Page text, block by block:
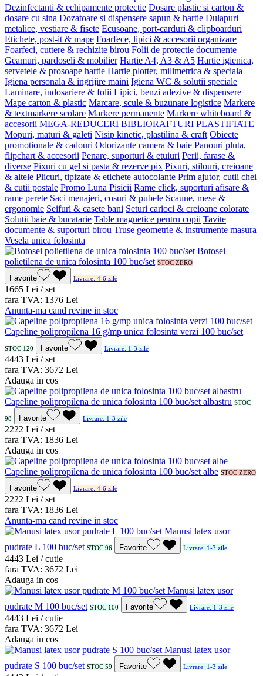
Dezinfectanti & echipamente protectie Dosare plastic si carton &
dosare cu sina Dozatoare si dispensere sapun & hartie Dulapuri
metalice, vestiare & fisete Ecusoane, port-carduri & clipboarduri
Etichete, post-it & mape Foarfece, lipici & accesorii organizare
Foarfeci, cuttere & rechizite birou Folii de protectie documente
Geamuri, pardoseli & mobilier Hartie A4, A3 & A5 Hartie igienica,
servetele & prosoape hartie Hartie plotter, milimetrica & speciala
Igiena personala & ingrijire maini Igiena WC & solutii speciale
Laminare, indosariere & folii Lipici, benzi adezive & dispensere
Mape carton & plastic Marcare, scule & buzunare logistice Markere
& textmarkere scolare Markere permanente Markere whiteboard &
accesorii MEGA-REDUCERI BIBLIORAFTURI PLASTIFIATE
Mopuri, maturi & galeti Nisip kinetic, plastilina & craft Obiecte
promotionale & cadouri Odorizante camera & baie Panouri pluta,
flipchart & accesorii Penare, suporturi & etuiuri Perii, farase &
diverse Pixuri cu gel si pasta & rezerve pix Pixuri, stilouri, creioane
& altele Plicuri, tipizate & etichete autocolante Prim ajutor, cutii chei
& cutii postale Promo Luna Pisicii Rame click, suporturi afisare &
rame perete Saci menajeri, cosuri & pubele Scaune, mese &
ergonomie Seifuri & casete bani Seturi carioci & creioane colorate
Solutii baie & bucatarie Table magnetice pentru copii Tavite
documente & suporturi birou Truse geometrie & instrumente masura
Vesela unica folosinta
Botosei
polietilena de unica folosinta 100 buc/set STOC ZERO
Favorite Livrare: 4-6 zile
1665 Lei / set
fara TVA: 1376 Lei
Anunta-ma cand revine in stoc
Capeline polipropilena 16 g/mp unica folosinta verzi 100 buc/set
STOC 120 Favorite Livrare: 1-3 zile
4443 Lei / set
fara TVA: 3672 Lei
Adauga in cos
Capeline polipropilena de unica folosinta 100 buc/set albastru STOC
98 Favorite Livrare: 1-3 zile
2222 Lei / set
fara TVA: 1836 Lei
Adauga in cos
Capeline polipropilena de unica folosinta 100 buc/set albe STOC ZERO
Favorite Livrare: 4-6 zile
2222 Lei / set
fara TVA: 1836 Lei
Anunta-ma cand revine in stoc
Manusi latex usor
pudrate L 100 buc/set STOC 96 Favorite Livrare: 1-3 zile
4443 Lei / cutie
fara TVA: 3672 Lei
Adauga in cos
Manusi latex usor
pudrate M 100 buc/set STOC 100 Favorite Livrare: 1-3 zile
4443 Lei / cutie
fara TVA: 3672 Lei
Adauga in cos
Manusi latex usor
pudrate S 100 buc/set STOC 59 Favorite Livrare: 1-3 zile